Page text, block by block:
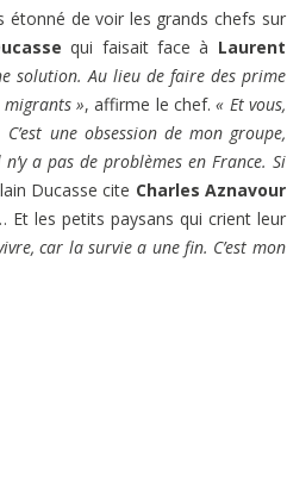
étonné de voir les grands chefs sur
qui faisait face à Laurent
solution. Au lieu de faire des prime
», affirme le chef.« Et vous,
une obsession de mon groupe,
a pas de problèmes en France. Si
Ducasse cite Charles Aznavour
Et les petits paysans qui crient leur
car la survie a une fin. C’est mon